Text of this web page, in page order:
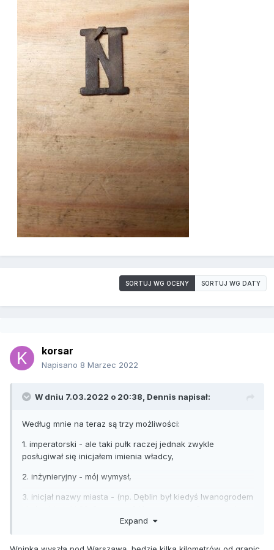
SORTUJ WG OCENY SORTUJ WG DATY
korsar
Napisano 8 Marzec 2022
W dniu 7.03.2022 o 20:38, Dennis napisał:
Według mnie na teraz są trzy możliwości:
1. imperatorski - ale taki pułk raczej jednak zwykle
posługiwał się inicjałem imienia władcy,
2. inżynieryjny - mój wymysł,
3. inicjał nazwy miasta - (np. Dęblin był kiedyś Iwanogrodem
Expand